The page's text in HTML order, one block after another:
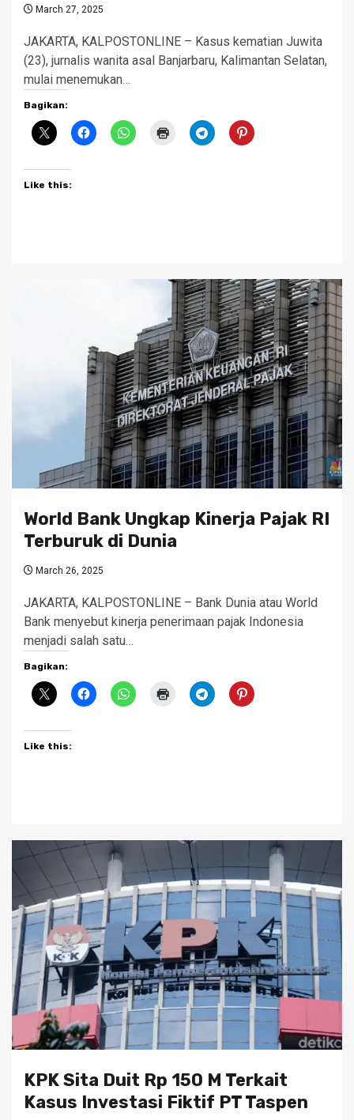
March 27, 2025
JAKARTA, KALPOSTONLINE – Kasus kematian Juwita
(23), jurnalis wanita asal Banjarbaru, Kalimantan Selatan,
mulai menemukan…
Bagikan:
Like this:
World Bank Ungkap Kinerja Pajak RI
Terburuk di Dunia
March 26, 2025
JAKARTA, KALPOSTONLINE – Bank Dunia atau World
Bank menyebut kinerja penerimaan pajak Indonesia
menjadi salah satu…
Bagikan:
Like this:
KPK Sita Duit Rp 150 M Terkait
Kasus Investasi Fiktif PT Taspen